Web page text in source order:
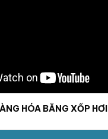
HÓA BẰNG XỐP HƠI